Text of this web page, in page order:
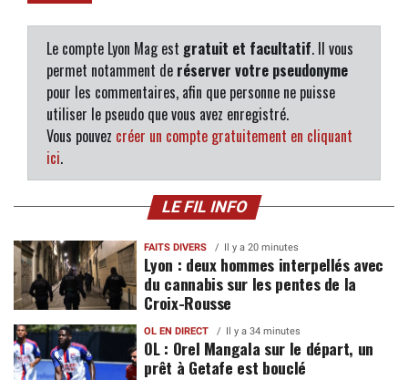
Le compte Lyon Mag est gratuit et facultatif. Il vous
permet notamment de réserver votre pseudonyme
pour les commentaires, afin que personne ne puisse
utiliser le pseudo que vous avez enregistré.
Vous pouvez créer un compte gratuitement en cliquant
ici.
LE FIL INFO
FAITS DIVERS Il y a 20 minutes
Lyon : deux hommes interpellés avec
du cannabis sur les pentes de la
Croix-Rousse
OL EN DIRECT Il y a 34 minutes
OL : Orel Mangala sur le départ, un
prêt à Getafe est bouclé